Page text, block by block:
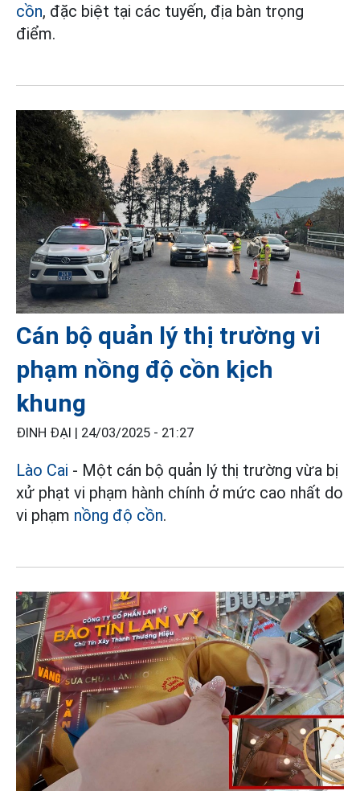
cồn, đặc biệt tại các tuyến, địa bàn trọng
điểm.
Cán bộ quản lý thị trường vi
phạm nồng độ cồn kịch
khung
ĐINH ĐẠI | 24/03/2025 - 21:27
Lào Cai - Một cán bộ quản lý thị trường vừa bị
xử phạt vi phạm hành chính ở mức cao nhất do
vi phạm nồng độ cồn.